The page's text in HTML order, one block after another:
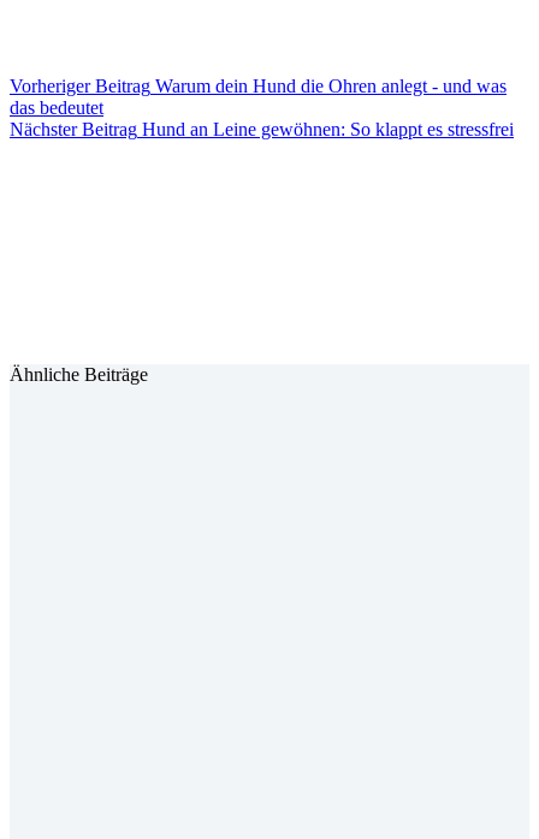
VorherigerBeitrag Warum dein Hund die Ohren anlegt - und was
das bedeutet
NächsterBeitrag Hund an Leine gewöhnen: So klappt es stressfrei
Ähnliche Beiträge